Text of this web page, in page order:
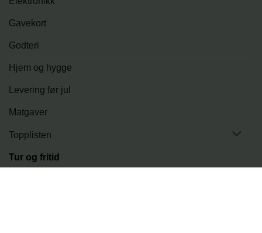
Gavekort
Godteri
Hjem og hygge
Levering før jul
Matgaver
Topplisten
Tur og fritid